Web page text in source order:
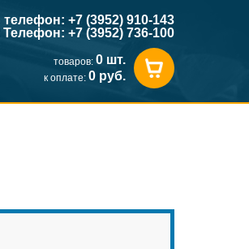
телефон: +7 (3952) 910-143
+7 (3952) 736-100
товаров: 0 шт.
к оплате: 0 руб.